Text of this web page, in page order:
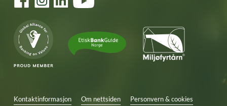
Kontaktinformasjon Om nettsiden Personvern & cookies